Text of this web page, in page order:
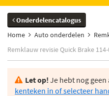
Onderdelencatalogus
Home
Auto onderdelen
Remklauw revisie Quick Brake 114-
Let op! Je hebt nog
kenteken in of selecteer